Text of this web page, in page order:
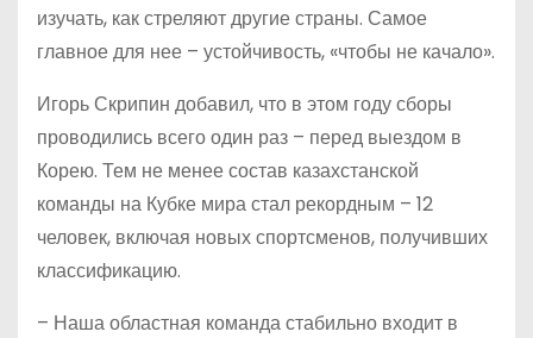
изучать, как стреляют другие страны. Самое
главное для нее – устойчивость, «чтобы не качало».
Игорь Скрипин добавил, что в этом году сборы
проводились всего один раз – перед выездом в
Корею. Тем не менее состав казахстанской
команды на Кубке мира стал рекордным – 12
человек, включая новых спортсменов, получивших
классификацию.
– Наша областная команда стабильно входит в